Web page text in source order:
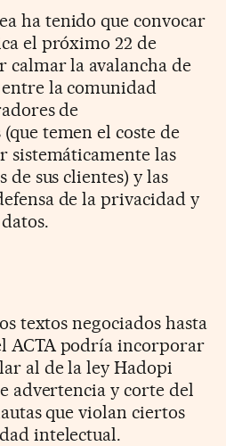
ha tenido que convocar
el próximo 22 de
la avalancha de
la comunidad
de
temen el coste de
sistemáticamente las
sus clientes) y las
de la privacidad y
textos negociados hasta
ACTA podría incorporar
al de la ley Hadopi
advertencia y corte del
que violan ciertos
intelectual.